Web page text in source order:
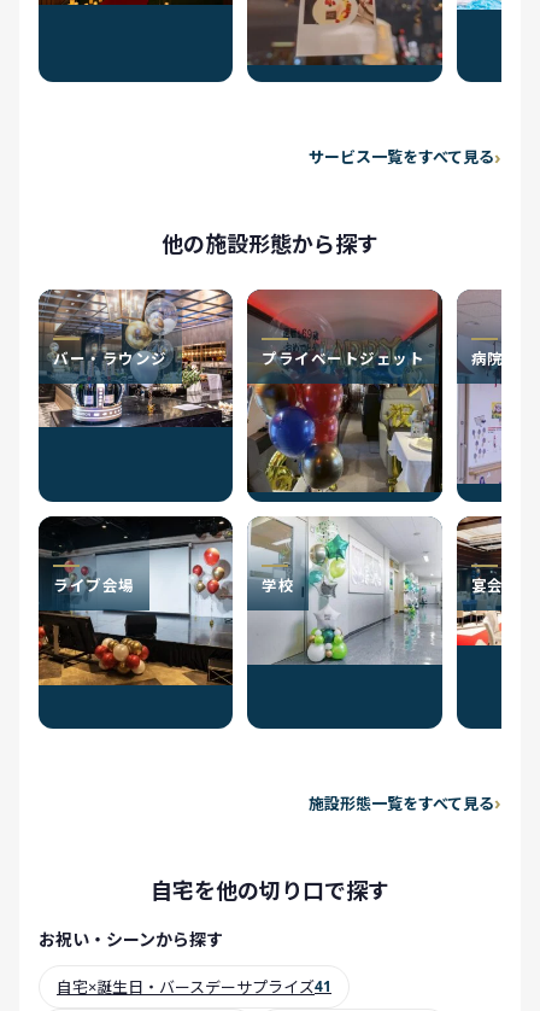
サービス一覧をすべて見る
他の施設形態から探す
バー・ラウンジ
ライブ会場
プライベートジェット
学校
病院
宴会場
施設形態一覧をすべて見る
自宅を他の切り口で探す
お祝い・シーンから探す
自宅×誕生日・バースデーサプライズ41